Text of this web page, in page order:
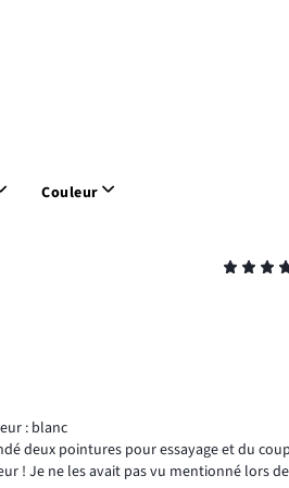
Couleur
: blanc
deux pointures pour essayage et du
! Je ne les avait pas vu mentionné lors